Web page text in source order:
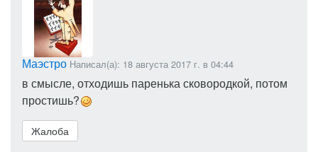
Маэстро Написал(а): 18 августа 2017 г. в 04:44
в смысле, отходишь паренька сковородкой, потом
простишь?
Жалоба